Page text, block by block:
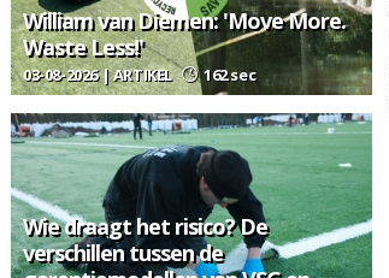
William van Diemen: 'Move More.
Waste Less!'
03-08-2026 | ARTIKEL 162 sec
Wie draagt het risico? De
verschillen tussen de